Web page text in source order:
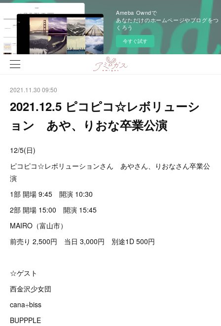
Ameba Owndで
あなただけのホームページやブログをつ
くろう
今すぐ試す
2021.11.30 09:50
2021.12.5 ピコピコ☆レボリューシ
ョン あや、りおな卒業公演
12/5(日)
ピコピコ☆レボリューションさん あやさん、りおなさん卒業公
演
1部 開場 9:45 開演 10:30
2部 開場 15:00 開演 15:45
MAIRO（富山市）
前売り 2,500円 当日 3,000円 別途1D 500円
☆ゲスト
西金沢少女団
cana÷biss
BUPPPLE